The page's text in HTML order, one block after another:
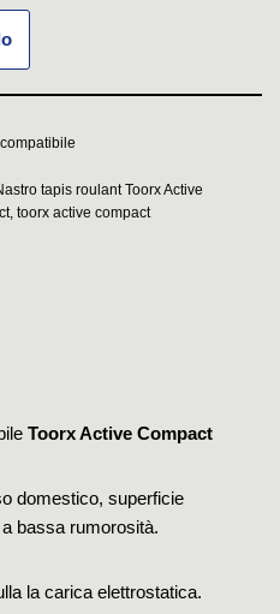
tapis roulant Toorx Active
, toorx active compact
Toorx Active Compact
domestico, superficie
bassa rumorosità.
la carica elettrostatica.